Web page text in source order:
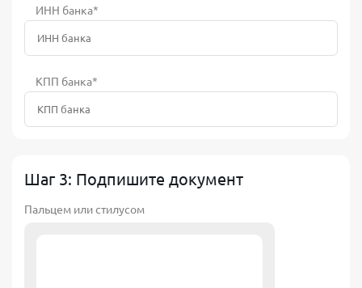
ИНН банка*
КПП банка*
Шаг 3: Подпишите документ
Пальцем или стилусом